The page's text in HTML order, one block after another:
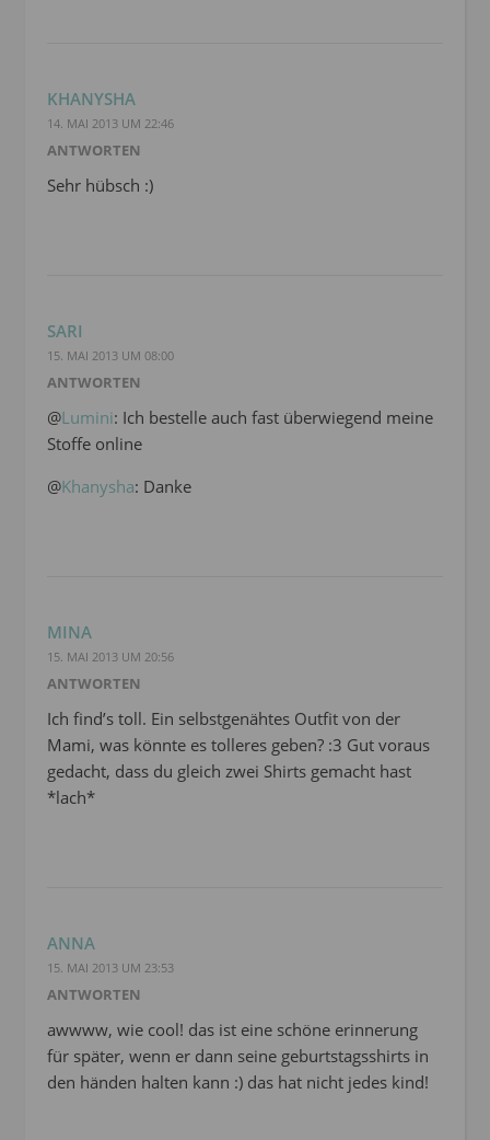
KHANYSHA
14. MAI 2013 UM 22:46
ANTWORTEN
Sehr hübsch :)
SARI
15. MAI 2013 UM 08:00
ANTWORTEN
@Lumini: Ich bestelle auch fast überwiegend meine
Stoffe online
@Khanysha: Danke
MINA
15. MAI 2013 UM 20:56
ANTWORTEN
Ich find’s toll. Ein selbstgenähtes Outfit von der
Mami, was könnte es tolleres geben? :3 Gut voraus
gedacht, dass du gleich zwei Shirts gemacht hast
*lach*
ANNA
15. MAI 2013 UM 23:53
ANTWORTEN
awwww, wie cool! das ist eine schöne erinnerung
für später, wenn er dann seine geburtstagsshirts in
den händen halten kann :) das hat nicht jedes kind!